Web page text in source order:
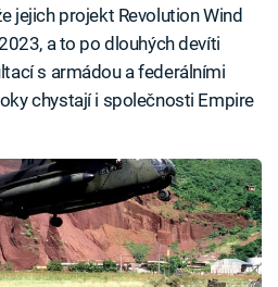
jejich projekt Revolution Wind
a to po dlouhých devíti
s armádou a federálními
chystají i společnosti Empire